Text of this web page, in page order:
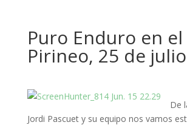
Puro Enduro en el
Pirineo, 25 de julio
De
Jordi Pascuet y su equipo nos vamos